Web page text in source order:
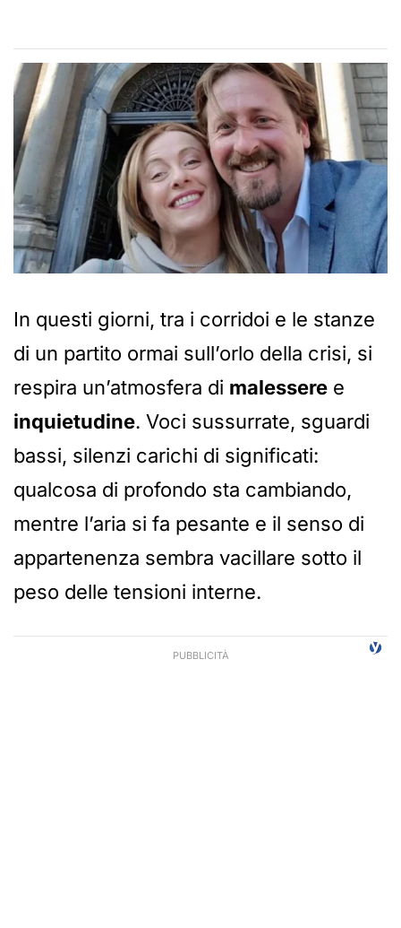
In questi giorni, tra i corridoi e le stanze
di un partito ormai sull’orlo della crisi, si
respira un’atmosfera di malessere e
inquietudine. Voci sussurrate, sguardi
bassi, silenzi carichi di significati:
qualcosa di profondo sta cambiando,
mentre l’aria si fa pesante e il senso di
appartenenza sembra vacillare sotto il
peso delle tensioni interne.